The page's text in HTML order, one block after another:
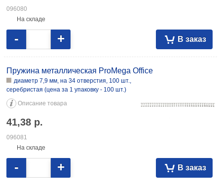
096080
На складе
В заказ
- +
Пружина металлическая ProMega Office
диаметр 7,9 мм, на 34 отверстия, 100 шт.,
серебристая (цена за 1 упаковку - 100 шт.)
Описание товара
41,38 р.
096081
На складе
В заказ
- +